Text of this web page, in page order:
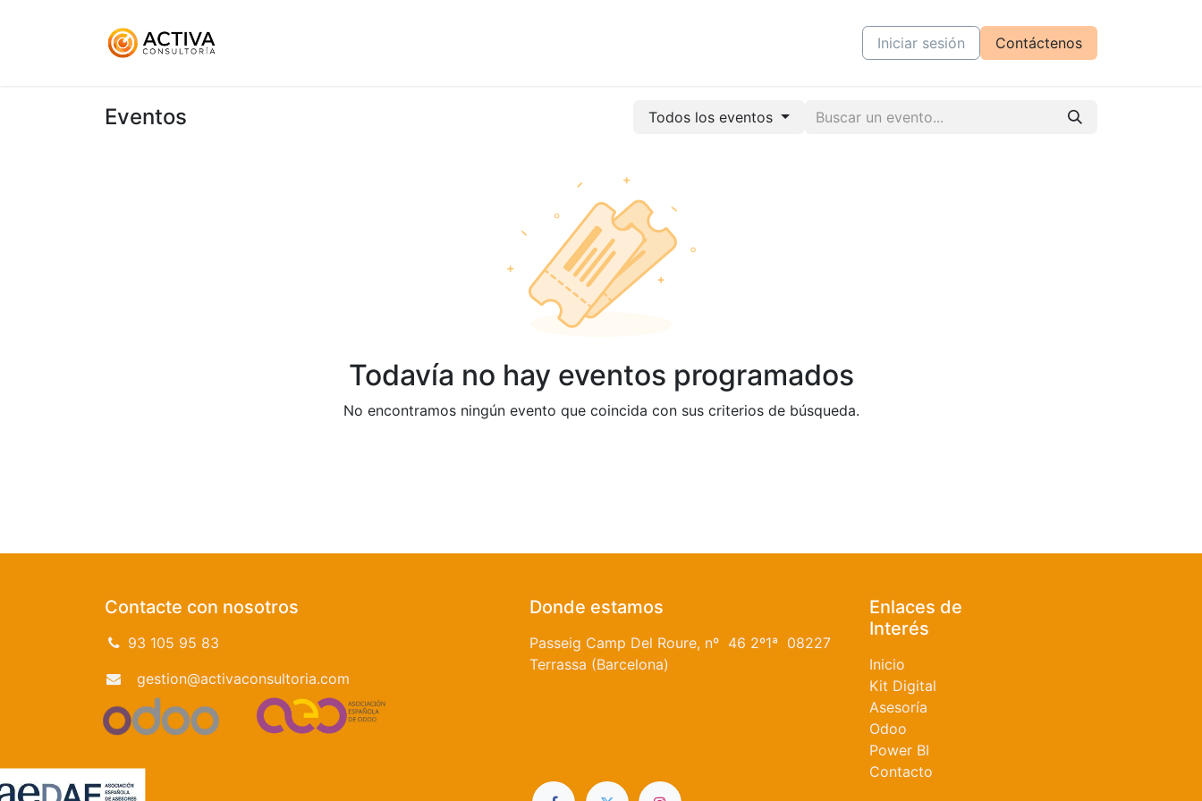
CursosIniciar sesión Contáctenos
Eventos Todos los eventos
Todavía no hay eventos programados
No encontramos ningún evento que coincida con sus criterios de búsqueda.
Contacte con nosotros
93 105 95 83
gestion@activaconsultoria.com
Donde estamos
Passeig Camp Del Roure, nº 46 2º1ª 08227
Terrassa (Barcelona)
Enlaces de
Interés
Inicio
Kit Digital
Asesoría
Odoo
Power BI
Contacto